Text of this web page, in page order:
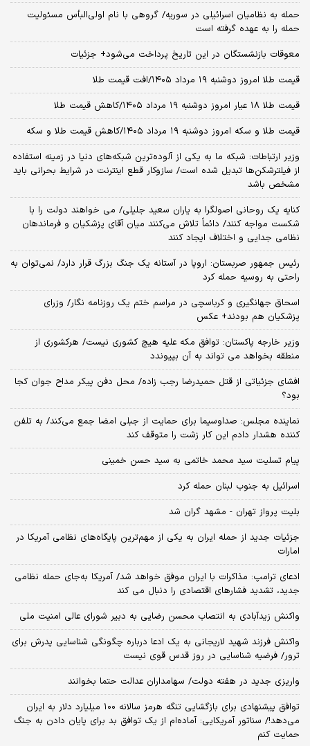
حمله به نظامیان اسرائیلی در سوریه/ گروهی با نام اولی‌البأس مسئولیت
حمله را به عهده گرفته است
معوقات بازنشستگان در این تاریخ پرداخت می‌شود+ جزئیات
قیمت طلا امروز دوشنبه ۱۹ مرداد ۱۴۰۵/افت قیمت طلا
قیمت طلا ۱۸ عیار امروز دوشنبه ۱۹ مرداد ۱۴۰۵/کاهش قیمت طلا
قیمت طلا و سکه امروز دوشنبه ۱۹ مرداد ۱۴۰۵/کاهش قیمت طلا و سکه
وزیر ارتباطات: شبکه ما به یکی از آلوده‌ترین شبکه‌های دنیا در زمینه استفاده
از فیلترشکن‌ها تبدیل شده است/ سازوکار قطع اینترنت در شرایط بحرانی باید
مشخص باشد
کنایه یک روحانی اصولگرا به یاران سعید جلیلی/ می خواهند دولت را با
شکست مواجه کنند/ دائماً تلاش می‌کنند میان آقای پزشکیان و فرماندهان
نظامی جدایی و اختلاف ایجاد کنند
رئیس جمهور صربستان: اروپا در آستانه یک جنگ بزرگ قرار دارد/ نمی‌توان به
راحتی به روسیه حمله کرد
اسحاق جهانگیری و کرباسچی در مراسم ختم یک روزنامه نگار/ وزرای
پزشکیان هم بودند+ عکس
وزیر خارجه پاکستان: توافق مکه علیه هیچ کشوری نیست/ هرکشوری از
منطقه بخواهد می تواند به آن بپیوندد
افشای جزئیاتی از قتل حمیدرضا رجب زاده/ محل دفن پیکر مداح جوان کجا
بود؟
نماینده مجلس: صداوسیما برای حمایت از جبلی امضا جمع می‌کند/ به تلفن
کننده هشدار دادم این کار زشت را متوقف کند
پیام تسلیت سید محمد خاتمی به سید حسن خمینی
اسرائیل به جنوب لبنان حمله کرد
بلیت پرواز تهران - مشهد گران شد
جزئیات جدید از حمله ایران به یکی از مهم‌ترین پایگاه‌های نظامی آمریکا در
امارات
ادعای ترامپ: مذاکرات با ایران موفق خواهد شد/ آمریکا به‌جای حمله نظامی
جدید، تشدید فشارهای اقتصادی را دنبال می کند
واکنش زیدآبادی به انتصاب محسن رضایی به دبیر شورای عالی امنیت ملی
واکنش فرزند شهید لاریجانی به یک ادعا درباره چگونگی شناسایی پدرش برای
ترور/ فرضیه شناسایی در روز قدس قوی نیست
واریزی جدید در هفته دولت/ سهامداران عدالت حتما بخوانند
توافق پیشنهادی برای بازگشایی تنگه هرمز سالانه ۱۰۰ میلیارد دلار به ایران
می‌دهد!/ سناتور آمریکایی: آماده‌ام از یک توافق بد برای پایان دادن به جنگ
حمایت کنم